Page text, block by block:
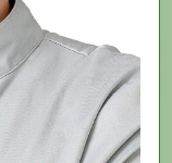
des
les dents.
la stabilité,
sourire.